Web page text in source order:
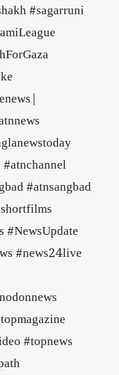
#sagarruni
#atnsangbad​
#news24live
#topnews